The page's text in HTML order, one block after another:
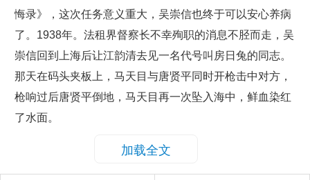
悔录》，这次任务意义重大，吴崇信也终于可以安心养病
了。1938年。法租界督察长不幸殉职的消息不胫而走，吴
崇信回到上海后让江韵清去见一名代号叫房日兔的同志。
那天在码头夹板上，马天目与唐贤平同时开枪击中对方，
枪响过后唐贤平倒地，马天目再一次坠入海中，鲜血染红
了水面。
加载全文